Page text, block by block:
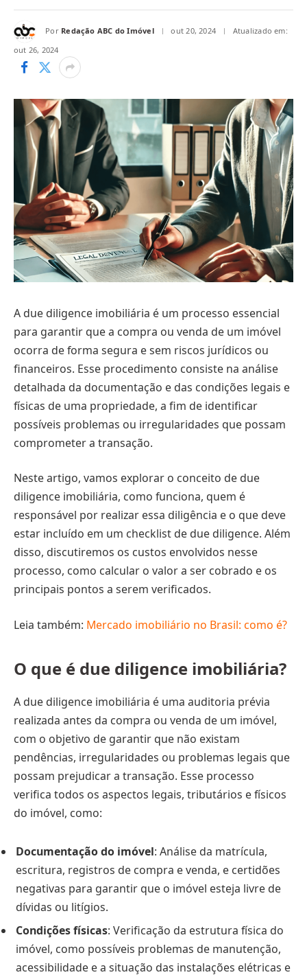
Por Redação ABC do Imóvel out 20, 2024
Atualizado em:
out 26, 2024
A due diligence imobiliária é um processo essencial
para garantir que a compra ou venda de um imóvel
ocorra de forma segura e sem riscos jurídicos ou
financeiros. Esse procedimento consiste na análise
detalhada da documentação e das condições legais e
físicas de uma propriedade, a fim de identificar
possíveis problemas ou irregularidades que possam
comprometer a transação.
Neste artigo, vamos explorar o conceito de due
diligence imobiliária, como funciona, quem é
responsável por realizar essa diligência e o que deve
estar incluído em um checklist de due diligence. Além
disso, discutiremos os custos envolvidos nesse
processo, como calcular o valor a ser cobrado e os
principais pontos a serem verificados.
Leia também: Mercado imobiliário no Brasil: como é?
O que é due diligence imobiliária?
A due diligence imobiliária é uma auditoria prévia
realizada antes da compra ou venda de um imóvel,
com o objetivo de garantir que não existam
pendências, irregularidades ou problemas legais que
possam prejudicar a transação. Esse processo
verifica todos os aspectos legais, tributários e físicos
do imóvel, como:
Documentação do imóvel: Análise da matrícula,
escritura, registros de compra e venda, e certidões
negativas para garantir que o imóvel esteja livre de
dívidas ou litígios.
Condições físicas: Verificação da estrutura física do
imóvel, como possíveis problemas de manutenção,
acessibilidade e a situação das instalações elétricas e